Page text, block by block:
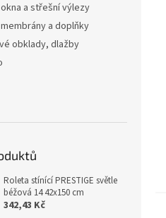
a střešní výlezy
a doplňky
obklady, dlažby
Roleta stínící PRESTIGE světle
béžová 14 42x150 cm
342,43 Kč